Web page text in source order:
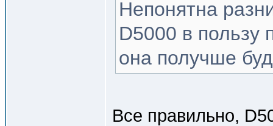
Непонятна
D5000 в пользу
она получше
Все правильно,